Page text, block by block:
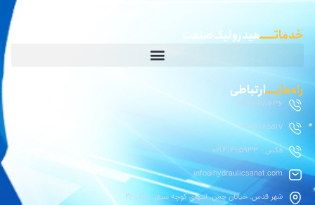
خدماتـــــهیدرولیک صنعت
راه‌هایــــارتباطی
02146870636
09126185517
فکس : 02141425933
info@hydraulicsanat.com
شهر قدس. خیابان چمن. انتهای کوچه سپهر. پلاک ۲۶